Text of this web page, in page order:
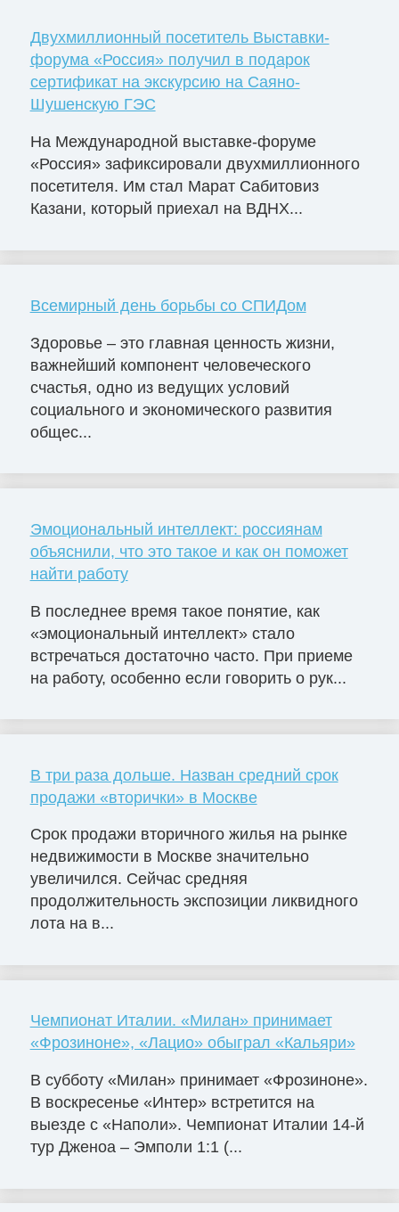
Двухмиллионный посетитель Выставки-
форума «Россия» получил в подарок
сертификат на экскурсию на Саяно-
Шушенскую ГЭС
На Международной выставке-форуме
«Россия» зафиксировали двухмиллионного
посетителя. Им стал Марат Сабитовиз
Казани, который приехал на ВДНХ...
Всемирный день борьбы со СПИДом
Здоровье – это главная ценность жизни,
важнейший компонент человеческого
счастья, одно из ведущих условий
социального и экономического развития
общес...
Эмоциональный интеллект: россиянам
объяснили, что это такое и как он поможет
найти работу
В последнее время такое понятие, как
«эмоциональный интеллект» стало
встречаться достаточно часто. При приеме
на работу, особенно если говорить о рук...
В три раза дольше. Назван средний срок
продажи «вторички» в Москве
Срок продажи вторичного жилья на рынке
недвижимости в Москве значительно
увеличился. Сейчас средняя
продолжительность экспозиции ликвидного
лота на в...
Чемпионат Италии. «Милан» принимает
«Фрозиноне», «Лацио» обыграл «Кальяри»
В субботу «Милан» принимает «Фрозиноне».
В воскресенье «Интер» встретится на
выезде с «Наполи». Чемпионат Италии 14-й
тур Дженоа – Эмполи 1:1 (...